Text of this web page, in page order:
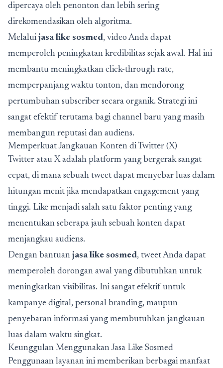
dipercaya oleh penonton dan lebih sering
direkomendasikan oleh algoritma.
Melalui jasa like sosmed, video Anda dapat
memperoleh peningkatan kredibilitas sejak awal. Hal ini
membantu meningkatkan click-through rate,
memperpanjang waktu tonton, dan mendorong
pertumbuhan subscriber secara organik. Strategi ini
sangat efektif terutama bagi channel baru yang masih
membangun reputasi dan audiens.
Memperkuat Jangkauan Konten di Twitter (X)
Twitter atau X adalah platform yang bergerak sangat
cepat, di mana sebuah tweet dapat menyebar luas dalam
hitungan menit jika mendapatkan engagement yang
tinggi. Like menjadi salah satu faktor penting yang
menentukan seberapa jauh sebuah konten dapat
menjangkau audiens.
Dengan bantuan jasa like sosmed, tweet Anda dapat
memperoleh dorongan awal yang dibutuhkan untuk
meningkatkan visibilitas. Ini sangat efektif untuk
kampanye digital, personal branding, maupun
penyebaran informasi yang membutuhkan jangkauan
luas dalam waktu singkat.
Keunggulan Menggunakan Jasa Like Sosmed
Penggunaan layanan ini memberikan berbagai manfaat